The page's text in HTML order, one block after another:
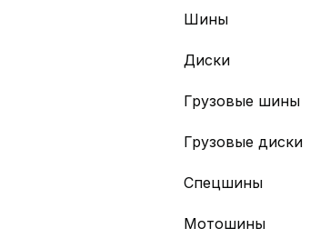
Шины
Диски
Грузовые шины
Грузовые диски
Спецшины
Мотошины